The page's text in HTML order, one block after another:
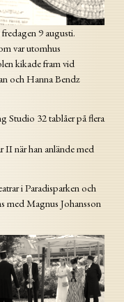
9 augusti.
var utomhus
kikade fram vid
och Hanna Bendz
Studio 32 tablåer på flera
II när han anlände med
i Paradisparken och
med Magnus Johansson